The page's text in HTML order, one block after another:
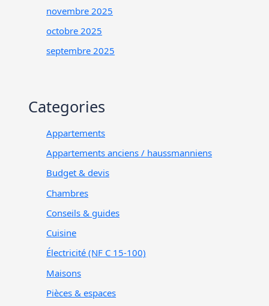
novembre 2025
octobre 2025
septembre 2025
Categories
Appartements
Appartements anciens / haussmanniens
Budget & devis
Chambres
Conseils & guides
Cuisine
Électricité (NF C 15-100)
Maisons
Pièces & espaces